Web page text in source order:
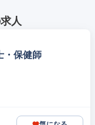
人
・保健師